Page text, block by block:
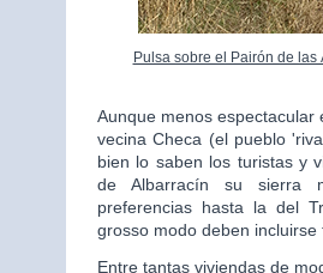
Pulsa sobre el Pairón de
Aunque menos espectacular
vecina Checa (el pueblo
bien lo saben los turistas y
de Albarracín su sierra
preferencias hasta la del
grosso modo deben
Entre tantas viviendas de